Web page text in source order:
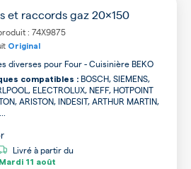
et raccords gaz 20x150
: 74X9875
Original
diverses pour Four - Cuisinière BEKO
compatibles : BOSCH, SIEMENS,
ELECTROLUX, NEFF, HOTPOINT
ARISTON, INDESIT, ARTHUR MARTIN,
Livré à partir du
Mardi 11 août